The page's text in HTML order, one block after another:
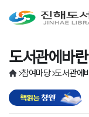
참여마당 도서관에
도서관에바